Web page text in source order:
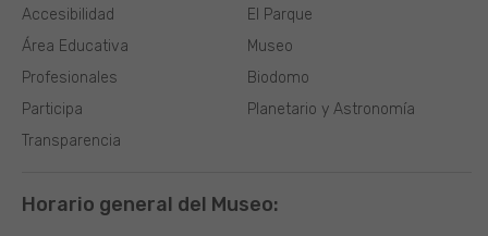
El Parque
Museo
Biodomo
Planetario y Astronomía
Área Educativa
Profesionales
Participa
Transparencia
Accesibilidad
Horario general del Museo: